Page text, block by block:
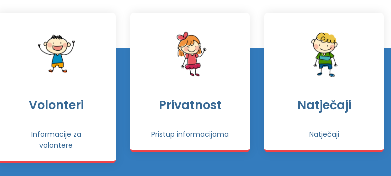
Volonteri
Informacije za
volontere
Privatnost
Pristup informacijama
Natječaji
Natječaji